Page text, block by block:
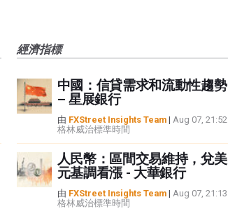
經濟指標
中國：信貸需求和流動性趨勢
– 星展銀行
由 FXStreet Insights Team| Aug 07, 21:52
格林威治標準時間
人民幣：區間交易維持，兌美
元基調看漲 - 大華銀行
由 FXStreet Insights Team| Aug 07, 21:13
格林威治標準時間